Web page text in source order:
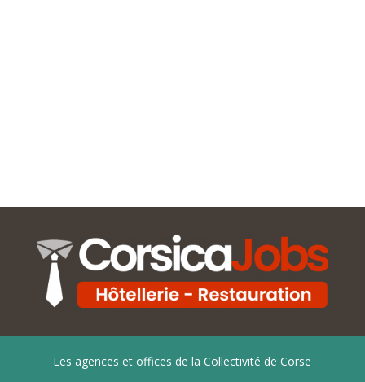
Les agences et offices de la Collectivité de Corse